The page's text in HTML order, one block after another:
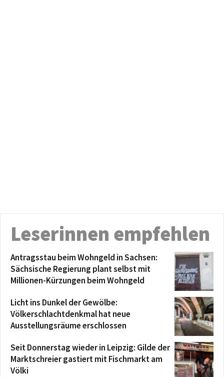
Leserinnen empfehlen
Antragsstau beim Wohngeld in Sachsen:
Sächsische Regierung plant selbst mit
Millionen-Kürzungen beim Wohngeld
Licht ins Dunkel der Gewölbe:
Völkerschlachtdenkmal hat neue
Ausstellungsräume erschlossen
Seit Donnerstag wieder in Leipzig: Gilde der
Marktschreier gastiert mit Fischmarkt am
Völki